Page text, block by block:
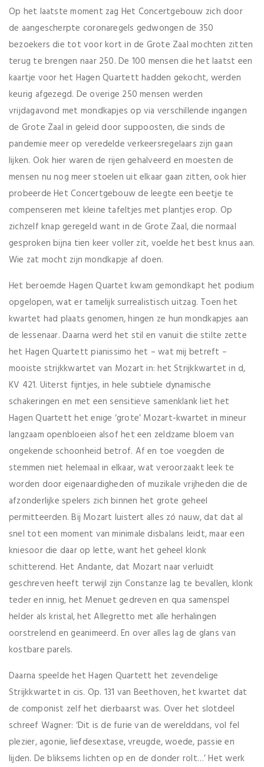
Op het laatste moment zag Het Concertgebouw zich door
de aangescherpte coronaregels gedwongen de 350
bezoekers die tot voor kort in de Grote Zaal mochten zitten
terug te brengen naar 250. De 100 mensen die het laatst een
kaartje voor het Hagen Quartett hadden gekocht, werden
keurig afgezegd. De overige 250 mensen werden
vrijdagavond met mondkapjes op via verschillende ingangen
de Grote Zaal in geleid door suppoosten, die sinds de
pandemie meer op veredelde verkeersregelaars zijn gaan
lijken. Ook hier waren de rijen gehalveerd en moesten de
mensen nu nog meer stoelen uit elkaar gaan zitten, ook hier
probeerde Het Concertgebouw de leegte een beetje te
compenseren met kleine tafeltjes met plantjes erop. Op
zichzelf knap geregeld want in de Grote Zaal, die normaal
gesproken bijna tien keer voller zit, voelde het best knus aan.
Wie zat mocht zijn mondkapje af doen.
Het beroemde Hagen Quartet kwam gemondkapt het podium
opgelopen, wat er tamelijk surrealistisch uitzag. Toen het
kwartet had plaats genomen, hingen ze hun mondkapjes aan
de lessenaar. Daarna werd het stil en vanuit die stilte zette
het Hagen Quartett pianissimo het – wat mij betreft –
mooiste strijkkwartet van Mozart in: het Strijkkwartet in d,
KV 421. Uiterst fijntjes, in hele subtiele dynamische
schakeringen en met een sensitieve samenklank liet het
Hagen Quartett het enige ‘grote’ Mozart-kwartet in mineur
langzaam openbloeien alsof het een zeldzame bloem van
ongekende schoonheid betrof. Af en toe voegden de
stemmen niet helemaal in elkaar, wat veroorzaakt leek te
worden door eigenaardigheden of muzikale vrijheden die de
afzonderlijke spelers zich binnen het grote geheel
permitteerden. Bij Mozart luistert alles zó nauw, dat dat al
snel tot een moment van minimale disbalans leidt, maar een
kniesoor die daar op lette, want het geheel klonk
schitterend. Het Andante, dat Mozart naar verluidt
geschreven heeft terwijl zijn Constanze lag te bevallen, klonk
teder en innig, het Menuet gedreven en qua samenspel
helder als kristal, het Allegretto met alle herhalingen
oorstrelend en geanimeerd. En over alles lag de glans van
kostbare parels.
Daarna speelde het Hagen Quartett het zevendelige
Strijkkwartet in cis. Op. 131 van Beethoven, het kwartet dat
de componist zelf het dierbaarst was. Over het slotdeel
schreef Wagner: ‘Dit is de furie van de werelddans, vol fel
plezier, agonie, liefdesextase, vreugde, woede, passie en
lijden. De bliksems lichten op en de donder rolt…’ Het werk